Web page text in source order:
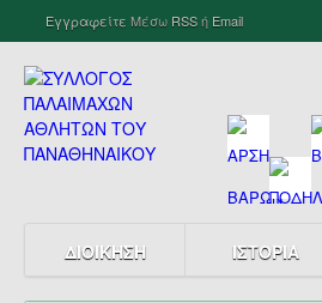
Εγγραφείτε Μέσω RSSή Email
ΔΙΟΙΚΗΣΗ ΙΣΤΟΡΙΑ